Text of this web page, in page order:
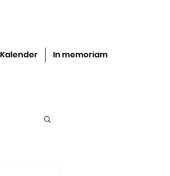
Kalender In memoriam